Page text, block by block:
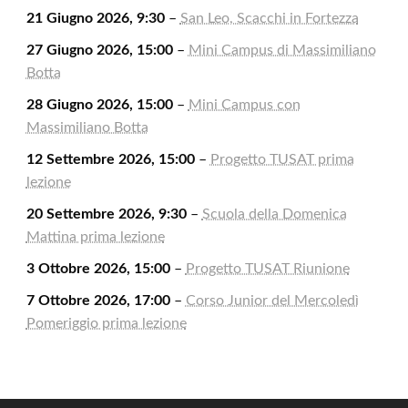
21 Giugno 2026, 9:30– San Leo, Scacchi in Fortezza
27 Giugno 2026, 15:00– Mini Campus di Massimiliano
Botta
28 Giugno 2026, 15:00– Mini Campus con
Massimiliano Botta
12 Settembre 2026, 15:00– Progetto TUSAT prima
lezione
20 Settembre 2026, 9:30– Scuola della Domenica
Mattina prima lezione
3 Ottobre 2026, 15:00– Progetto TUSAT Riunione
7 Ottobre 2026, 17:00– Corso Junior del Mercoledì
Pomeriggio prima lezione